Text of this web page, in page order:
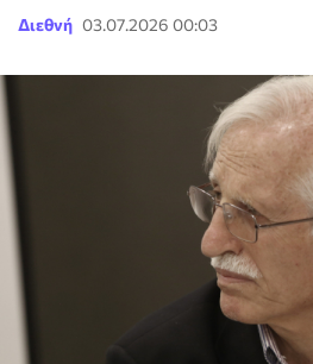
Διεθνή 03.07.2026 00:03